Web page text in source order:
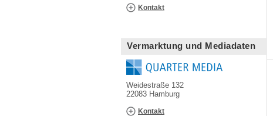
Kontakt
Vermarktung und Mediadaten
Weidestraße 132
22083 Hamburg
Kontakt